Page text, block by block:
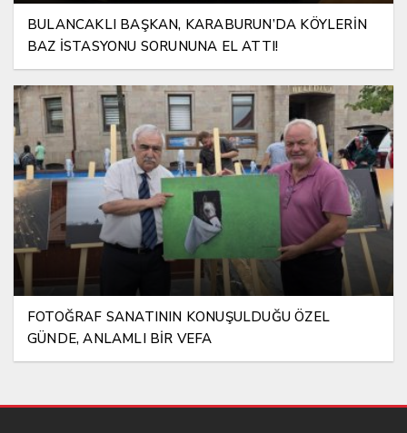
BULANCAKLI BAŞKAN, KARABURUN’DA KÖYLERİN
BAZ İSTASYONU SORUNUNA EL ATTI!
FOTOĞRAF SANATININ KONUŞULDUĞU ÖZEL
GÜNDE, ANLAMLI BİR VEFA